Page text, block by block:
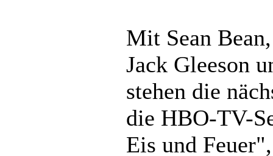
Mit Sean
Jack Gleeson
stehen die
die HBO-TV-
Eis und